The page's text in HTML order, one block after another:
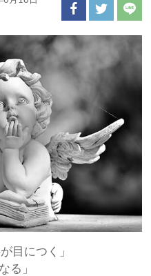
目につく」
る」